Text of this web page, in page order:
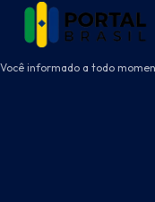
Você informado a todo